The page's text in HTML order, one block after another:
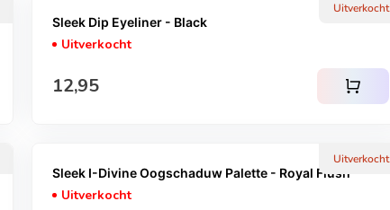
Uitverkocht
Sleek Dip Eyeliner - Black
Uitverkocht
Normale prijs
12,95 shopping_cart
Uitverkocht
Sleek I-Divine Oogschaduw Palette - Royal Flush
Uitverkocht